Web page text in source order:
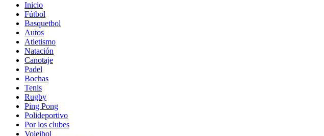
Inicio
Fútbol
Basquetbol
Autos
Atletismo
Natación
Canotaje
Padel
Bochas
Tenis
Rugby
Ping Pong
Polideportivo
Por los clubes
Voleibol